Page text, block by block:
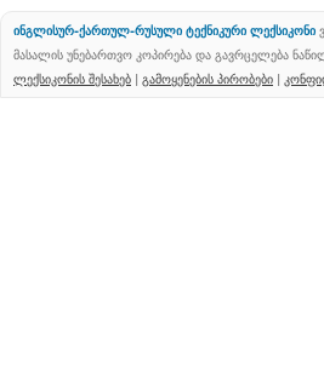
ინგლისურ-ქართულ-რუსული ტექნიკური ლექსიკონი
მასალის უნებართვო კოპირება და გავრცელება
ლექსიკონის შესახებ | გამოყენების პირობები |